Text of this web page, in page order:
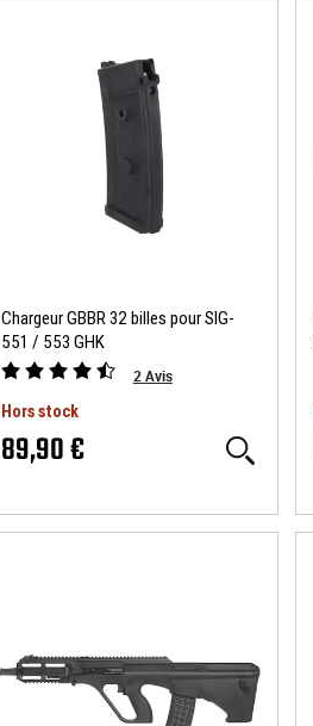
Chargeur GBBR 32 billes pour SIG-
551 / 553 GHK
2Avis
Hors stock
89,90 €